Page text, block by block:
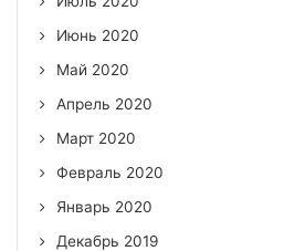
Июнь 2020
Май 2020
Апрель 2020
Март 2020
Февраль 2020
Январь 2020
Декабрь 2019